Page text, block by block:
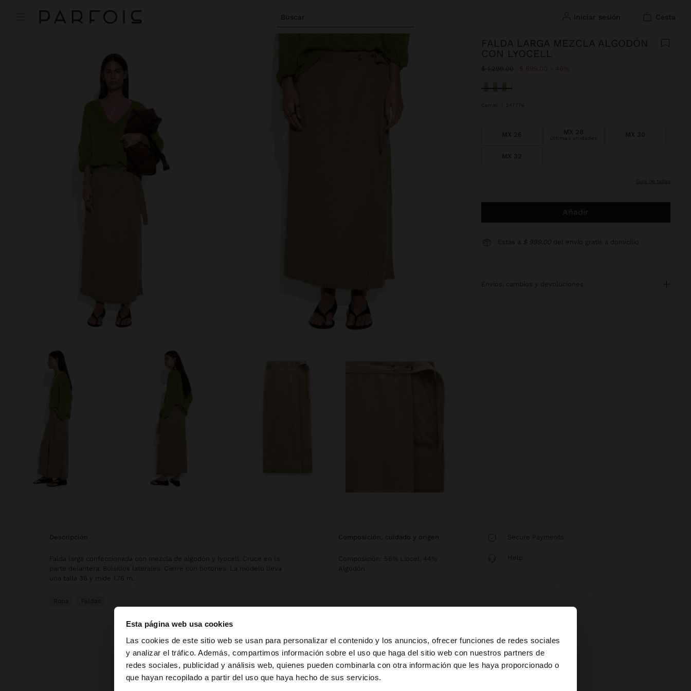
Esta página web usa cookies
Las cookies de este sitio web se usan para personalizar el contenido y los anuncios, ofrecer funciones de redes sociales
y analizar el tráfico. Además, compartimos información sobre el uso que haga del sitio web con nuestros partners de
redes sociales, publicidad y análisis web, quienes pueden combinarla con otra información que les haya proporcionado o
que hayan recopilado a partir del uso que haya hecho de sus servicios.
Buscar iniciar sesión cesta
hola ×
Estás accediendo a la web de Mexico. ¿Quieres ir a la web de United States?
FALDA LARGA MEZCLA ALGODÓN
CON LYOCELL
Precio rebajado de
$ 1,299.00A $ 699.00 46%
Seleccionado
Camel 247776
MX 26 MX 28
últimas unidades MX 30
MX 32
guía de tallas
Añadir
Estás a $ 999.00 del envío gratis a domicilio
envíos, cambios y devoluciones
descripción
Falda larga confeccionada con mezcla de algodón y lyocell. Cruce en la
parte delantera. Bolsillos laterales. Cierre con botones. La modelo lleva
una talla 36 y mide 1.76 m.
Ropa
composición, cuidado y origen
Composición: 56% Liocel, 44%
Algodón
Secure Payments
Help